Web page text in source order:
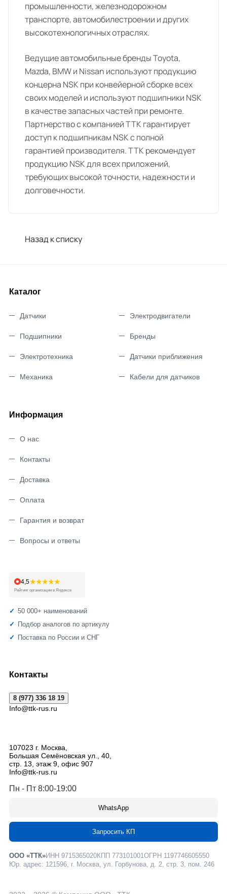
промышленности, железнодорожном
транспорте, автомобилестроении и других
высокотехнологичных отраслях.
Ведущие автомобильные бренды Toyota,
Mazda, BMW и Nissan используют продукцию
концерна NSK при конвейерной сборке всех
своих моделей и используют подшипники NSK
в качестве запасных частей при ремонте.
Партнерство с компанией ТТК гарантирует
доступ к подшипникам NSK с полной
гарантией производителя. ТТК рекомендует
продукцию NSK для всех приложений,
требующих высокой точности, надежности и
долговечности.
Назад к списку
Каталог
Датчики
Подшипники
Электротехника
Механика
Электродвигатели
Бренды
Датчики приближения
Кабели для датчиков
Информация
О нас
Контакты
Доставка
Оплата
Гарантия и возврат
Вопросы и ответы
4,5★★★★★
Рейтинг организации в Яндексе
50 000+ наименований
Подбор аналогов по артикулу
Поставка по России и СНГ
Контакты
8 (977) 336 18 19
Info@ttk-rus.ru
107023 г. Москва
Большая Семёновская ул., 40,
стр. 13, этаж 9, офис 907
Info@ttk-rus.ru
Пн - Пт 8:00-19:00
WhatsApp
Запросить КП
ООО «ТТК»ИНН 9715365020КПП 773101001ОГРН 1197746605550
Юр. адрес: 121596, г. Москва, ул. Горбунова, д. 2, стр. 3, пом. 246